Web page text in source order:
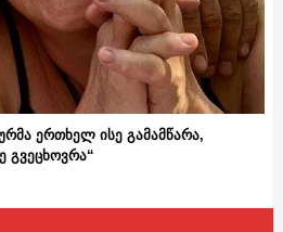
ერთხელ ისე გამამწარა,
გვეცხოვრა“